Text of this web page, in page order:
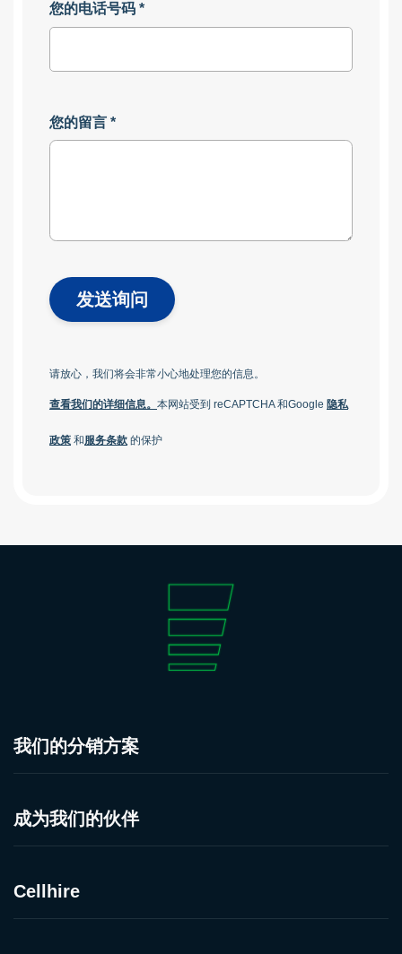
您的电话号码 *
您的留言 *
发送询问
请放心，我们将会非常小心地处理您的信息。
查看我们的详细信息。 本网站受到 reCAPTCHA 和Google 隐私
政策 和服务条款 的保护
我们的分销方案
成为我们的伙伴
Cellhire